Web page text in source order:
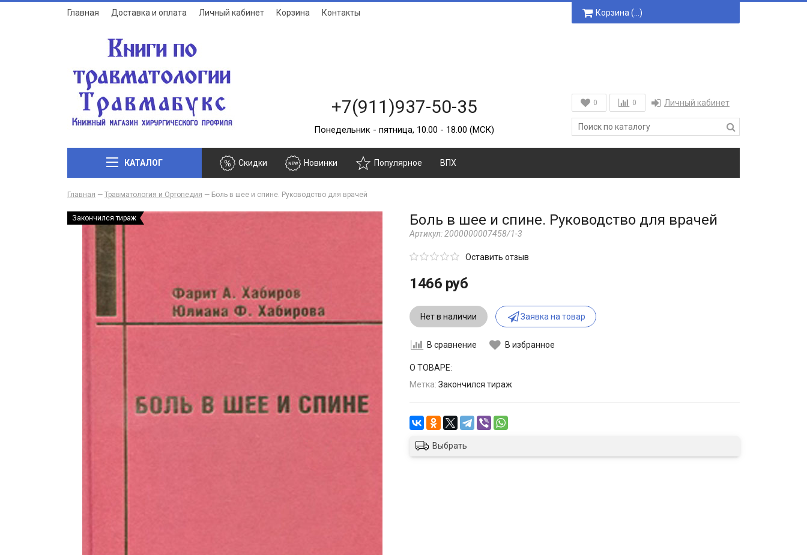
Главная Доставка и оплата Личный кабинет Корзина Контакты Корзина ( )
+7(911)937-50-35
Понедельник - пятница, 10.00 - 18.00 (МСК)
0 0 Личный кабинет
КАТАЛОГ Скидки Новинки Популярное ВПХ
Главная — Травматология и Ортопедия — Боль в шее и спине. Руководство для врачей
Закончился тираж Боль в шее и спине. Руководство для врачей
Артикул:2000000007458/1-3
Оставить отзыв
1466 руб
Нет в наличии Заявка на товар
В сравнение В избранное
О ТОВАРЕ:
Метка: Закончился тираж
Выбрать